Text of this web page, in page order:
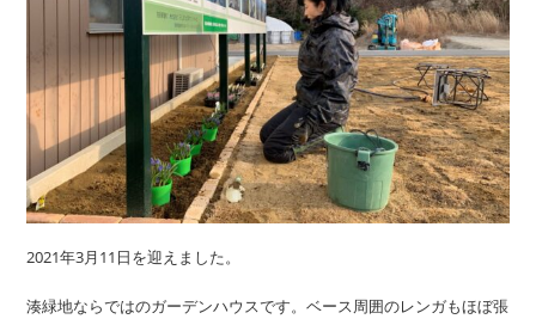
2021年3月11日を迎えました。
湊緑地ならではのガーデンハウスです。ベース周囲のレンガもほぼ張